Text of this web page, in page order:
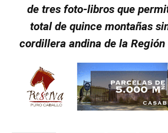
de tres foto-libros que
total de quince montañas
cordillera andina de la